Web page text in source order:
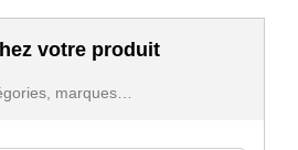
votre produit
marques…